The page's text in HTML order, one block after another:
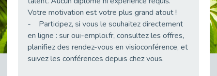
Optimiser son CV lorsqu’on est en situation de handicap
Publié le 29/04/2026
Publié le 27/04/2026
Mobilisation pour l’alternance et le handicap
Votre motivation est votre plus grand atout !
- Participez, si vous le souhaitez directement
en ligne : sur oui-emploi.fr, consultez les offres,
planifiez des rendez-vous en visioconférence, et
suivez les conférences depuis chez vous.